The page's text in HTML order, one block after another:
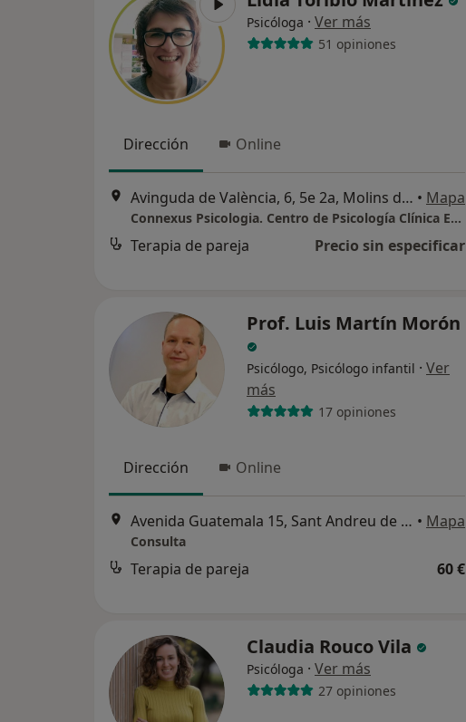
Psicóloga · Ver más
51 opiniones
Dirección Online
Avinguda de València, 6, 5e 2a, Molins de Rei • Mapa
Connexus Psicologia. Centro de Psicología Clínica Especializado
Terapia de pareja Precio sin especificar
Prof. Luis Martín Morón
Psicólogo, Psicólogo infantil · Ver
más
17 opiniones
Dirección Online
Avenida Guatemala 15, Sant Andreu de la Barca • Mapa
Consulta
Terapia de pareja 60 €
Claudia Rouco Vila
Psicóloga · Ver más
27 opiniones